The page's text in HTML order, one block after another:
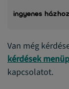
ingyenes
Van még
kérdések
kapcsolatot.